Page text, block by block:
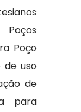
Poço
de uso
de
para